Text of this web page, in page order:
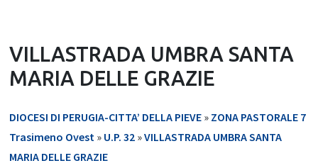
VILLASTRADA UMBRA SANTA
MARIA DELLE GRAZIE
DIOCESI DI PERUGIA-CITTA’ DELLA PIEVE » ZONA PASTORALE 7
Trasimeno Ovest » U.P. 32 »VILLASTRADA UMBRA SANTA
MARIA DELLE GRAZIE